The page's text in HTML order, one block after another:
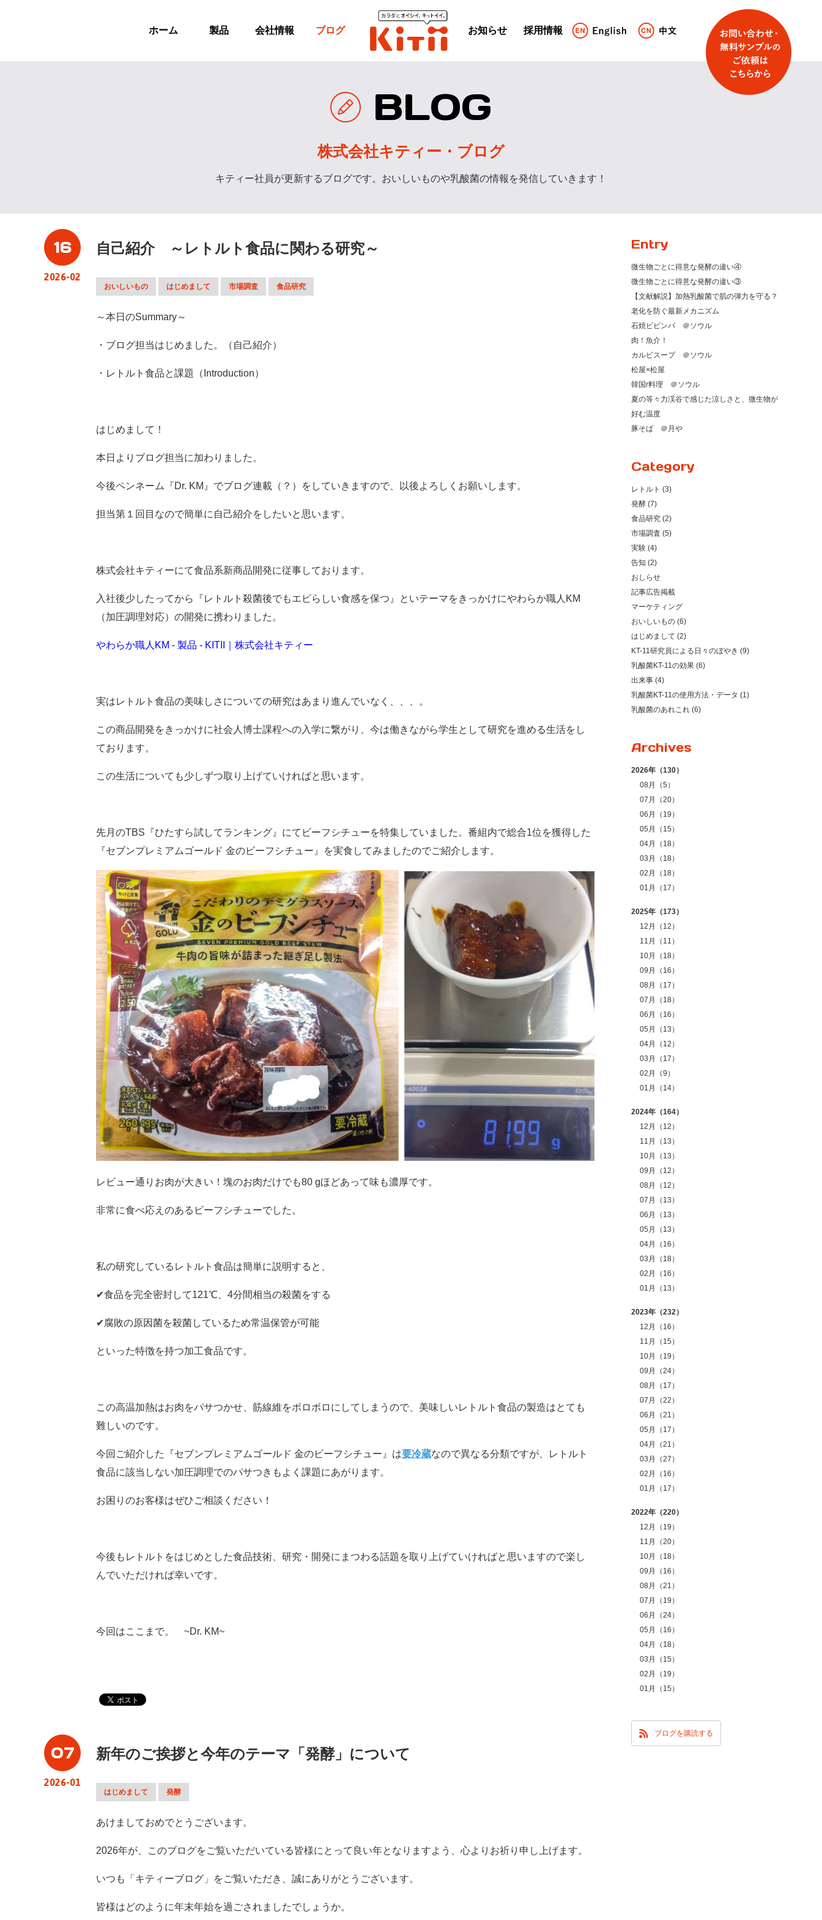
ホーム 製品 会社情報 ブログ お知らせ 採用情報
BLOG
株式会社キティー・ブログ
キティー社員が更新するブログです。おいしいものや乳酸菌の情報を発信していきます！
16
2026-02
自己紹介 ～レトルト食品に関わる研究～
おいしいもの はじめまして 市場調査 食品研究
～本日のSummary～
・ブログ担当はじめました。（自己紹介）
・レトルト食品と課題（ Introduction）
はじめまして！
本日よりブログ担当に加わりました。
今後ペンネーム『Dr. KM 』でブログ連載（？）をしていきますので、以後よろしくお願いします。
担当第１回目なので簡単に自己紹介をしたいと思います。
株式会社キティーにて食品系新商品開発に従事しております。
入社後少したってから『レトルト殺菌後でもエビらしい食感を保つ』といテーマをきっかけにやわらか職人 KM
（加圧調理対応）の開発に携わりました。
やわらか職人KM - 製品 - KITII｜株式会社キティー
実はレトルト食品の美味しさについての研究はあまり進んでいなく、、、。
この商品開発をきっかけに社会人博士課程への入学に繋がり、今は働きながら学生として研究を進める生活をし
ております。
この生活についても少しずつ取り上げていければと思います。
先月のTBS 『ひたすら試してランキング』にてビーフシチューを特集していました。番組内で総合1位を獲得した
『セブンプレミアムゴールド 金のビーフシチュー』を実食してみましたのでご紹介します。
レビュー通りお肉が大きい！塊のお肉だけでも80 gほどあって味も濃厚です。
非常に食べ応えのあるビーフシチューでした。
私の研究しているレトルト食品は簡単に説明すると、
✔食品を完全密封して121℃、4分間相当の殺菌をする
✔腐敗の原因菌を殺菌しているため常温保管が可能
といった特徴を持つ加工食品です。
この高温加熱はお肉をパサつかせ、筋線維をボロボロにしてしまうので、美味しいレトルト食品の製造はとても
難しいのです。
今回ご紹介した『セブンプレミアムゴールド 金のビーフシチュー』は要冷蔵なので異なる分類ですが、レトルト
食品に該当しない加圧調理でのパサつきもよく課題にあがります。
お困りのお客様はぜひご相談ください！
今後もレトルトをはじめとした食品技術、研究・開発にまつわる話題を取り上げていければと思いますので楽し
んでいただければ幸いです。
今回はここまで。 ~Dr. KM~
07
2026-01
新年のご挨拶と今年のテーマ「発酵」について
はじめまして 発酵
あけましておめでとうございます。
2026年が、このブログをご覧いただいている皆様にとって良い年となりますよう、心よりお祈り申し上げます。
いつも「キティーブログ」をご覧いただき、誠にありがとうございます。
皆様はどのように年末年始を過ごされましたでしょうか。
Entry
微生物ごとに得意な発酵の違い④
微生物ごとに得意な発酵の違い③
【文献解説】加熱乳酸菌で肌の弾力を守る？
老化を防ぐ最新メカニズム
石焼ビビンバ ＠ソウル
肉！魚介！
カルビスープ ＠ソウル
松屋×松屋
韓国r料理 ＠ソウル
夏の等々力渓谷で感じた涼しさと、微生物が
好む温度
豚そば ＠月や
Category
レトルト (3)
発酵 (7)
食品研究 (2)
市場調査 (5)
実験 (4)
告知 (2)
おしらせ
記事広告掲載
マーケティング
おいしいもの (6)
はじめまして (2)
KT-11研究員による日々のぼやき (9)
乳酸菌KT-11の効果 (6)
出来事 (4)
乳酸菌KT-11の使用方法・データ (1)
乳酸菌のあれこれ (6)
Archives
2026年（130）
08月（5）
07月（20）
06月（19）
05月（15）
04月（18）
03月（18）
02月（18）
01月（17）
2025年（173）
12月（12）
11月（11）
10月（18）
09月（16）
08月（17）
07月（18）
06月（16）
05月（13）
04月（12）
03月（17）
02月（9）
01月（14）
2024年（164）
12月（12）
11月（13）
10月（13）
09月（12）
08月（12）
07月（13）
06月（13）
05月（13）
04月（16）
03月（18）
02月（16）
01月（13）
2023年（232）
12月（16）
11月（15）
10月（19）
09月（24）
08月（17）
07月（22）
06月（21）
05月（17）
04月（21）
03月（27）
02月（16）
01月（17）
2022年（220）
12月（19）
11月（20）
10月（18）
09月（16）
08月（21）
07月（19）
06月（24）
05月（16）
04月（18）
03月（15）
02月（19）
01月（15）
ブログを購読する